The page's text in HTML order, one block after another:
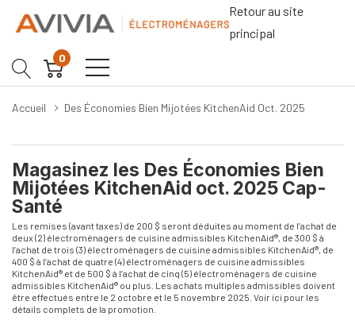
Retour au site
principal
0
Accueil Des Économies Bien Mijotées KitchenAid Oct. 2025
Magasinez les Des Économies Bien
Mijotées KitchenAid oct. 2025 Cap-
Santé
Les remises (avant taxes) de 200 $ seront déduites au moment de l’achat de
deux (2) électroménagers de cuisine admissibles KitchenAid®, de 300 $ à
l’achat de trois (3) électroménagers de cuisine admissibles KitchenAid®, de
400 $ à l’achat de quatre (4) électroménagers de cuisine admissibles
KitchenAid® et de 500 $ à l’achat de cinq (5) électroménagers de cuisine
admissibles KitchenAid® ou plus. Les achats multiples admissibles doivent
être effectués entre le 2 octobre et le 5 novembre 2025. Voir ici pour les
détails complets de la promotion